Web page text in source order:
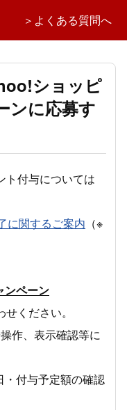
＞よくある質問へ
ショッピ
ンに応募す
ト付与については
に関するご案内 （※
ンペーン
ください。
作、表示確認等に
付与予定額の確認